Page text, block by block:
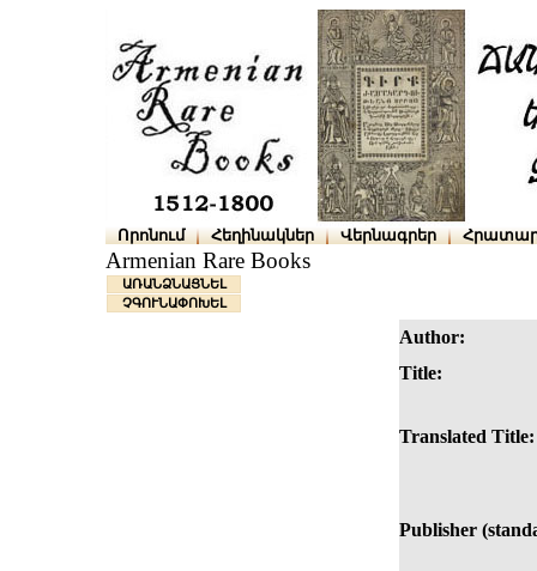
Որոնում Հեղինակներ Վերնագրեր
Armenian Rare Books
ԱՌԱՆՁՆԱՑՆԵԼ
ՉԳՈՒՆԱՓՈԽԵԼ
Author:
Title:
Translated Title:
Publisher